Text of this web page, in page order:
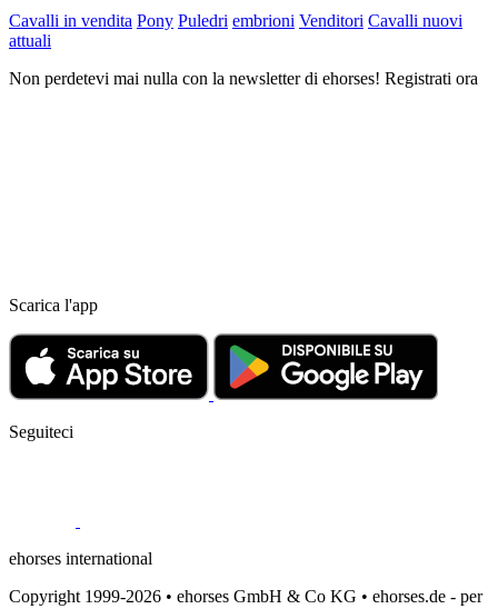
Cavalli in vendita Pony Puledri embrioni Venditori Cavalli nuovi
attuali
Non perdetevi mai nulla con la newsletter di ehorses! Registrati ora
Scarica l'app
Seguiteci
ehorses international
Copyright 1999-2026 • ehorses GmbH & Co KG • ehorses.de - per